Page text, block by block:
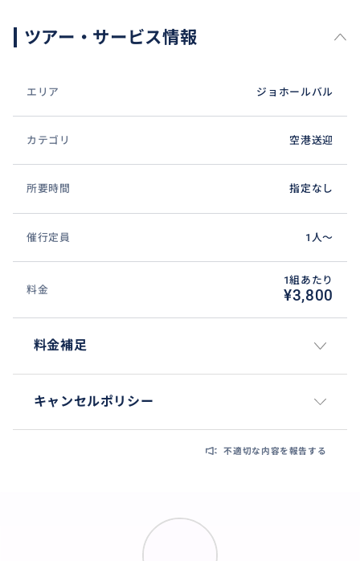
ツアー・サービス情報
エリア ジョホールバル
カテゴリ 空港送迎
所要時間 指定なし
催行定員 1人〜
料金
1組あたり
¥3,800
料金補足
キャンセルポリシー
不適切な内容を報告する